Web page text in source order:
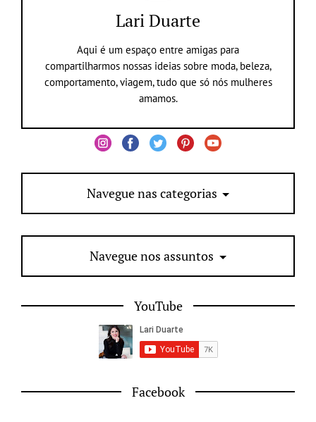
Lari Duarte
Aqui é um espaço entre amigas para
compartilharmos nossas ideias sobre moda, beleza,
comportamento, viagem, tudo que só nós mulheres
amamos.
Navegue nas categorias
Navegue nos assuntos
YouTube
Facebook